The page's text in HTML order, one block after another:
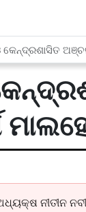
କେନ୍ଦ୍ରଶାସିତ
ନୀତୀନ